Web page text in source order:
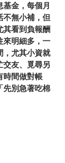
金，每個月
不無小補，但
其看到負報酬
來明細多，一
，尤其小資就
交友、覓尋另
時間做對帳
先別急著吃棉